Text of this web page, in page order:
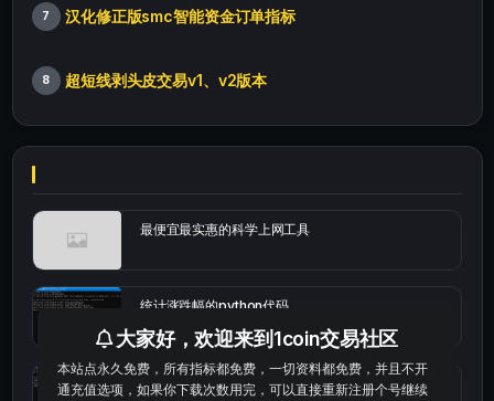
7 汉化修正版smc智能资金订单指标
8 超短线剥头皮交易v1、v2版本
最便宜最实惠的科学上网工具
统计涨跌幅的python代码
okx的短线量化的免费版本
大家好，欢迎来到1coin交易社区
本站点永久免费，所有指标都免费，一切资料都免费，并且不开
通充值选项，如果你下载次数用完，可以直接重新注册个号继续